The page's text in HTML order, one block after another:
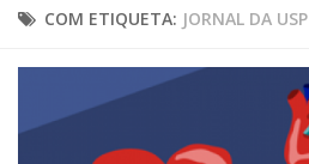
Home
Educação
Arte e Cultura
COM ETIQUETA: JORNAL DA USP